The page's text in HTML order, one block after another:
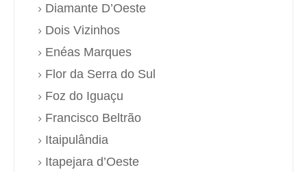
Diamante D’Oeste
Dois Vizinhos
Enéas Marques
Flor da Serra do Sul
Foz do Iguaçu
Francisco Beltrão
Itaipulândia
Itapejara d’Oeste